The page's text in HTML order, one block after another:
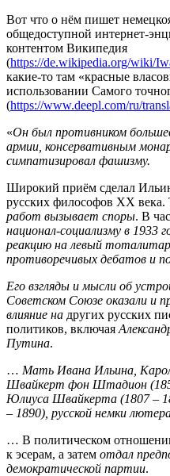
Вот что о нём пишет
общедоступной интернет-
контентом Википедия
(https://de.wikipedia.org/wiki/
какие-то там «красные
использовании Самого
(https://www.deepl.com/ru/
«Он был противником
армии, консервативным
симпатизировал фашизму.
Широкий приём сделал
русских философов XX века.
работ вызывает споры. В
национал-социализму в 1933
реакцию на левый
противоречивых дебатов и
Его взгляды и мысли об
Советском Союзе оказали и
влияние на других русских
политиков, включая
Путина.
… Мать Ивана Ильина,
Швайкерт фон Штадион
Юлиуса Швайкерта (1807 –
– 1890), русской немки
… В политическом
к эсерам, а затем отдал
демократической партии.